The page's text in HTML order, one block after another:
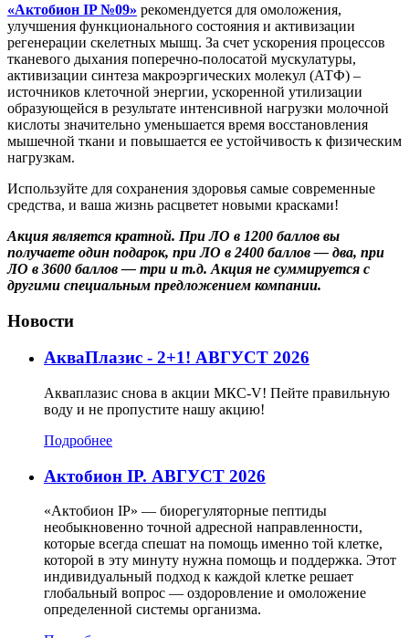
«Актобион IP №09» рекомендуется для омоложения,
улучшения функционального состояния и активизации
регенерации скелетных мышц. За счет ускорения процессов
тканевого дыхания поперечно-полосатой мускулатуры,
активизации синтеза макроэргических молекул (АТФ) –
источников клеточной энергии, ускоренной утилизации
образующейся в результате интенсивной нагрузки молочной
кислоты значительно уменьшается время восстановления
мышечной ткани и повышается ее устойчивость к физическим
нагрузкам.
Используйте для сохранения здоровья самые современные
средства, и ваша жизнь расцветет новыми красками!
Акция является кратной. При ЛО в 1200 баллов вы
получаете один подарок, при ЛО в 2400 баллов — два, при
ЛО в 3600 баллов — три и т.д. Акция не суммируется с
другими специальным предложением компании.
Новости
АкваПлазис - 2+1! АВГУСТ 2026
Акваплазис снова в акции МКС-V! Пейте правильную
воду и не пропустите нашу акцию!
Подробнее
Актобион IP. АВГУСТ 2026
«Актобион IP» — биорегуляторные пептиды
необыкновенно точной адресной направленности,
которые всегда спешат на помощь именно той клетке,
которой в эту минуту нужна помощь и поддержка. Этот
индивидуальный подход к каждой клетке решает
глобальный вопрос — оздоровление и омоложение
определенной системы организма.